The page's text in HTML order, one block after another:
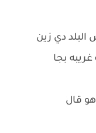
دي زين
بجا
قال